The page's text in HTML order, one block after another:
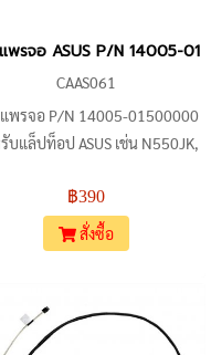
ASUS X515EA, X515JA,
พรจอ ASUS P/N 14005-
CAAS061
พรจอ P/N 14005-01500000
บแล็ปท็อป ASUS เช่น N550JK,
บ Flex ที่เชื่อมต่อระหว่างบอดร์
บจอ eDP / LVDS 40-pin เหมาะ
หรับการเปลี่ยนหรือซ่อมจอที่มี
เปรียบเทียบรูปร่างและหัวต่อกับ
งเดิมก่อนสั่งซื้อ ข้อแนะนำ: ถอด
฿390
สั่งซื้อ